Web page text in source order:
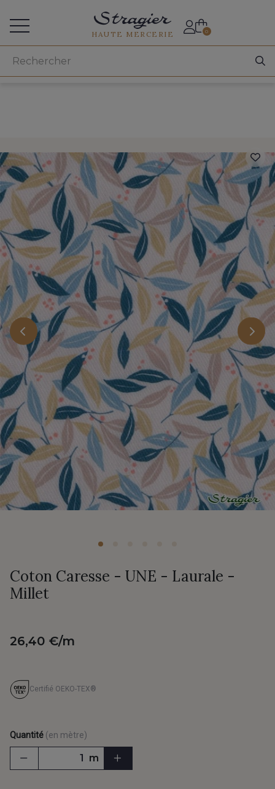
HAUTE MERCERIE 0
Coton Caresse - UNE - Laurale -
Millet
26,40 €/m
Certifié OEKO-TEX®
Quantité (en mètre)
m